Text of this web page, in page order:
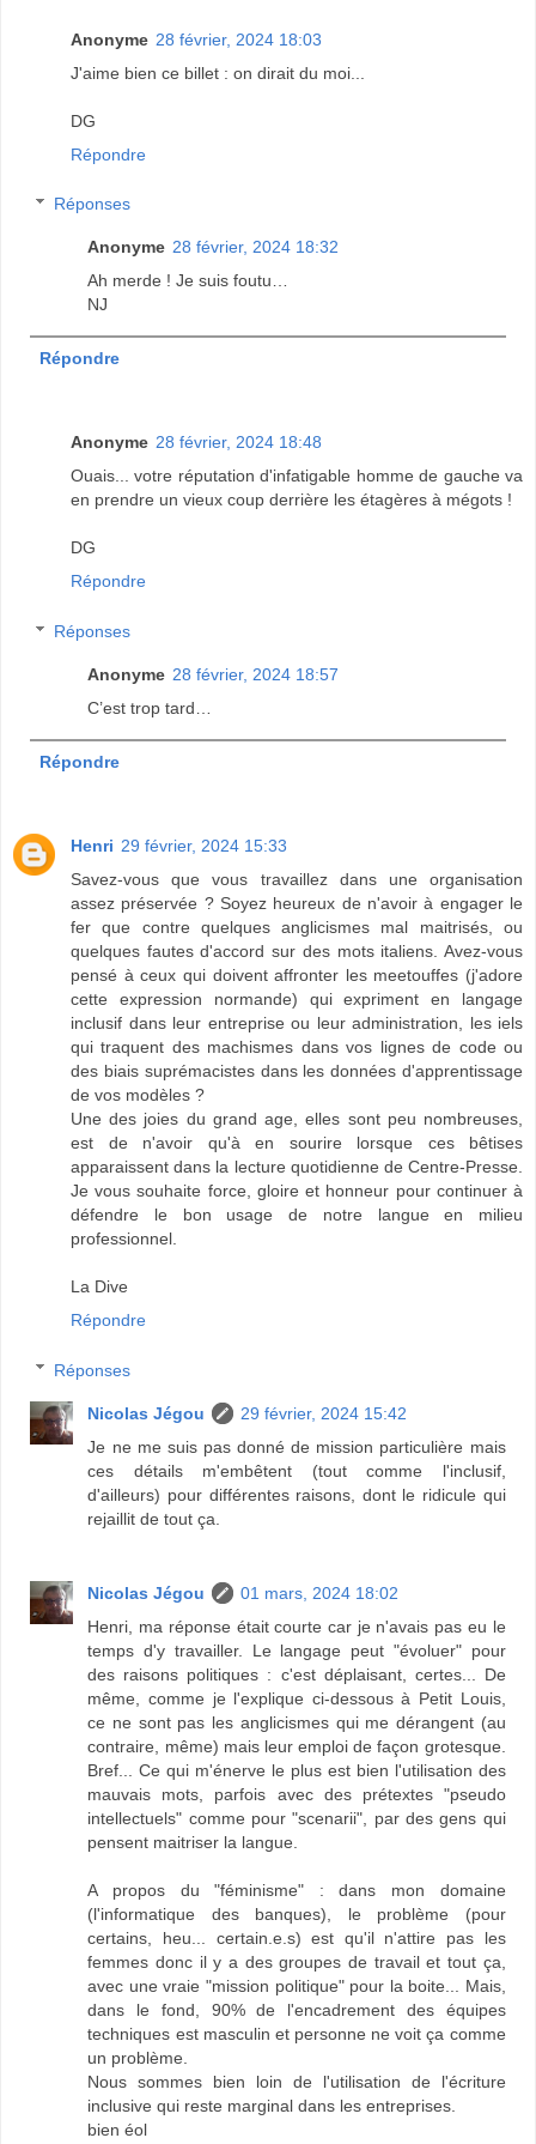
Anonyme 28 février, 2024 18:03
J'aime bien ce billet : on dirait du moi...
DG
Répondre
Réponses
Anonyme 28 février, 2024 18:32
Ah merde ! Je suis foutu…
NJ
Répondre
Anonyme 28 février, 2024 18:48
Ouais... votre réputation d'infatigable homme de gauche va
en prendre un vieux coup derrière les étagères à mégots !
DG
Répondre
Réponses
Anonyme 28 février, 2024 18:57
C’est trop tard…
Répondre
Henri 29 février, 2024 15:33
Savez-vous que vous travaillez dans une organisation
assez préservée ? Soyez heureux de n'avoir à engager le
fer que contre quelques anglicismes mal maitrisés, ou
quelques fautes d'accord sur des mots italiens. Avez-vous
pensé à ceux qui doivent affronter les meetouffes (j'adore
cette expression normande) qui expriment en langage
inclusif dans leur entreprise ou leur administration, les iels
qui traquent des machismes dans vos lignes de code ou
des biais suprémacistes dans les données d'apprentissage
de vos modèles ?
Une des joies du grand age, elles sont peu nombreuses,
est de n'avoir qu'à en sourire lorsque ces bêtises
apparaissent dans la lecture quotidienne de Centre-Presse.
Je vous souhaite force, gloire et honneur pour continuer à
défendre le bon usage de notre langue en milieu
professionnel.
La Dive
Répondre
Réponses
Nicolas Jégou
29 février, 2024 15:42
Je ne me suis pas donné de mission particulière mais
ces détails m'embêtent (tout comme l'inclusif,
d'ailleurs) pour différentes raisons, dont le ridicule qui
rejaillit de tout ça.
Nicolas Jégou
01 mars, 2024 18:02
Henri, ma réponse était courte car je n'avais pas eu le
temps d'y travailler. Le langage peut "évoluer" pour
des raisons politiques : c'est déplaisant, certes... De
même, comme je l'explique ci-dessous à Petit Louis,
ce ne sont pas les anglicismes qui me dérangent (au
contraire, même) mais leur emploi de façon grotesque.
Bref... Ce qui m'énerve le plus est bien l'utilisation des
mauvais mots, parfois avec des prétextes "pseudo
intellectuels" comme pour "scenarii", par des gens qui
pensent maitriser la langue.
A propos du "féminisme" : dans mon domaine
(l'informatique des banques), le problème (pour
certains, heu... certain.e.s) est qu'il n'attire pas les
femmes donc il y a des groupes de travail et tout ça,
avec une vraie "mission politique" pour la boite... Mais,
dans le fond, 90% de l'encadrement des équipes
techniques est masculin et personne ne voit ça comme
un problème.
Nous sommes bien loin de l'utilisation de l'écriture
inclusive qui reste marginal dans les entreprises.
bien éol